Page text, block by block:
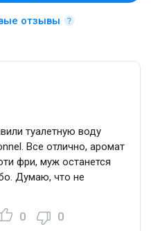
отзывы
туалетную воду
Все отлично, аромат
фри, муж останется
Думаю, что не
0 0